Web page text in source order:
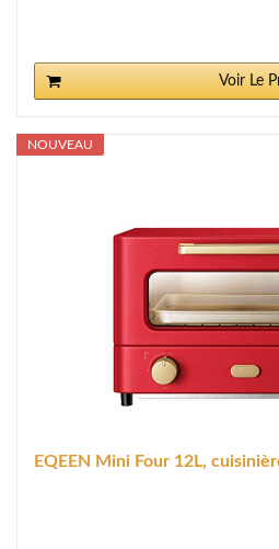
Voir Le
NOUVEAU
EQEEN Mini Four 12L,